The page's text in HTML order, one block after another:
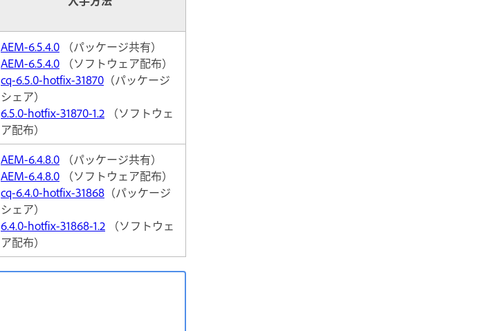
AEM-6.5.4.0 （パッケージ共有）
AEM-6.5.4.0 （ソフトウェア配布）
cq-6.5.0-hotfix-31870 （パッケージ
シェア）
6.5.0-hotfix-31870-1.2 （ソフトウェ
ア配布）
AEM-6.4.8.0 （パッケージ共有）
AEM-6.4.8.0 （ソフトウェア配布）
cq-6.4.0-hotfix-31868 （パッケージ
シェア）
6.4.0-hotfix-31868-1.2 （ソフトウェ
ア配布）